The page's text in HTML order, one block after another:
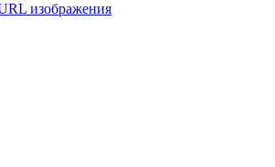
изображения